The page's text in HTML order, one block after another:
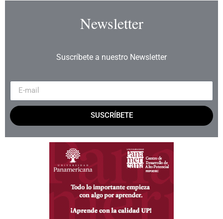
Newsletter
Suscríbete a nuestro Newsletter
SUSCRÍBETE